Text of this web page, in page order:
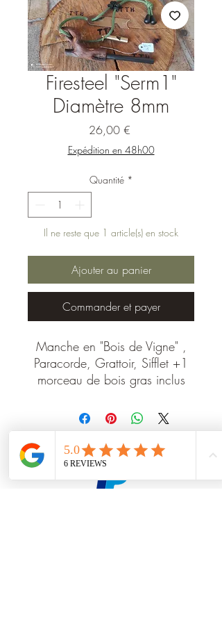
Firesteel "Serm1"
Diamètre 8mm
26,00 €Prix
Expédition en 48h00
Quantité *
Il ne reste que 1 article(s) en stock
Ajouter au panier
Commander et payer
Manche en "Bois de Vigne" ,
Paracorde, Grattoir, Sifflet +1
morceau de bois gras inclus